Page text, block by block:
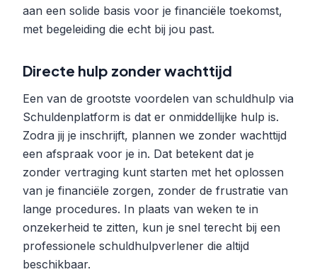
aan een solide basis voor je financiële toekomst,
met begeleiding die echt bij jou past.
Directe hulp zonder wachttijd
Een van de grootste voordelen van schuldhulp via
Schuldenplatform is dat er onmiddellijke hulp is.
Zodra jij je inschrijft, plannen we zonder wachttijd
een afspraak voor je in. Dat betekent dat je
zonder vertraging kunt starten met het oplossen
van je financiële zorgen, zonder de frustratie van
lange procedures. In plaats van weken te in
onzekerheid te zitten, kun je snel terecht bij een
professionele schuldhulpverlener die altijd
beschikbaar.